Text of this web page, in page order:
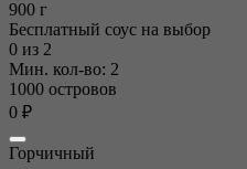
900 г
Бесплатный соус на выбор
0 из 2
Мин. кол-во: 2
1000 островов
0 ₽
Горчичный